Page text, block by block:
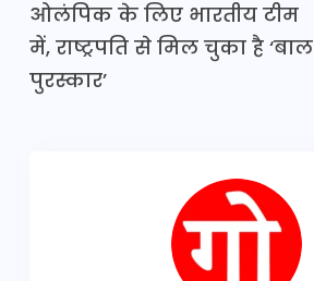
ओलंपिक के लिए भारतीय टीम
में, राष्ट्रपति से मिल चुका है ‘बाल
पुरस्कार’